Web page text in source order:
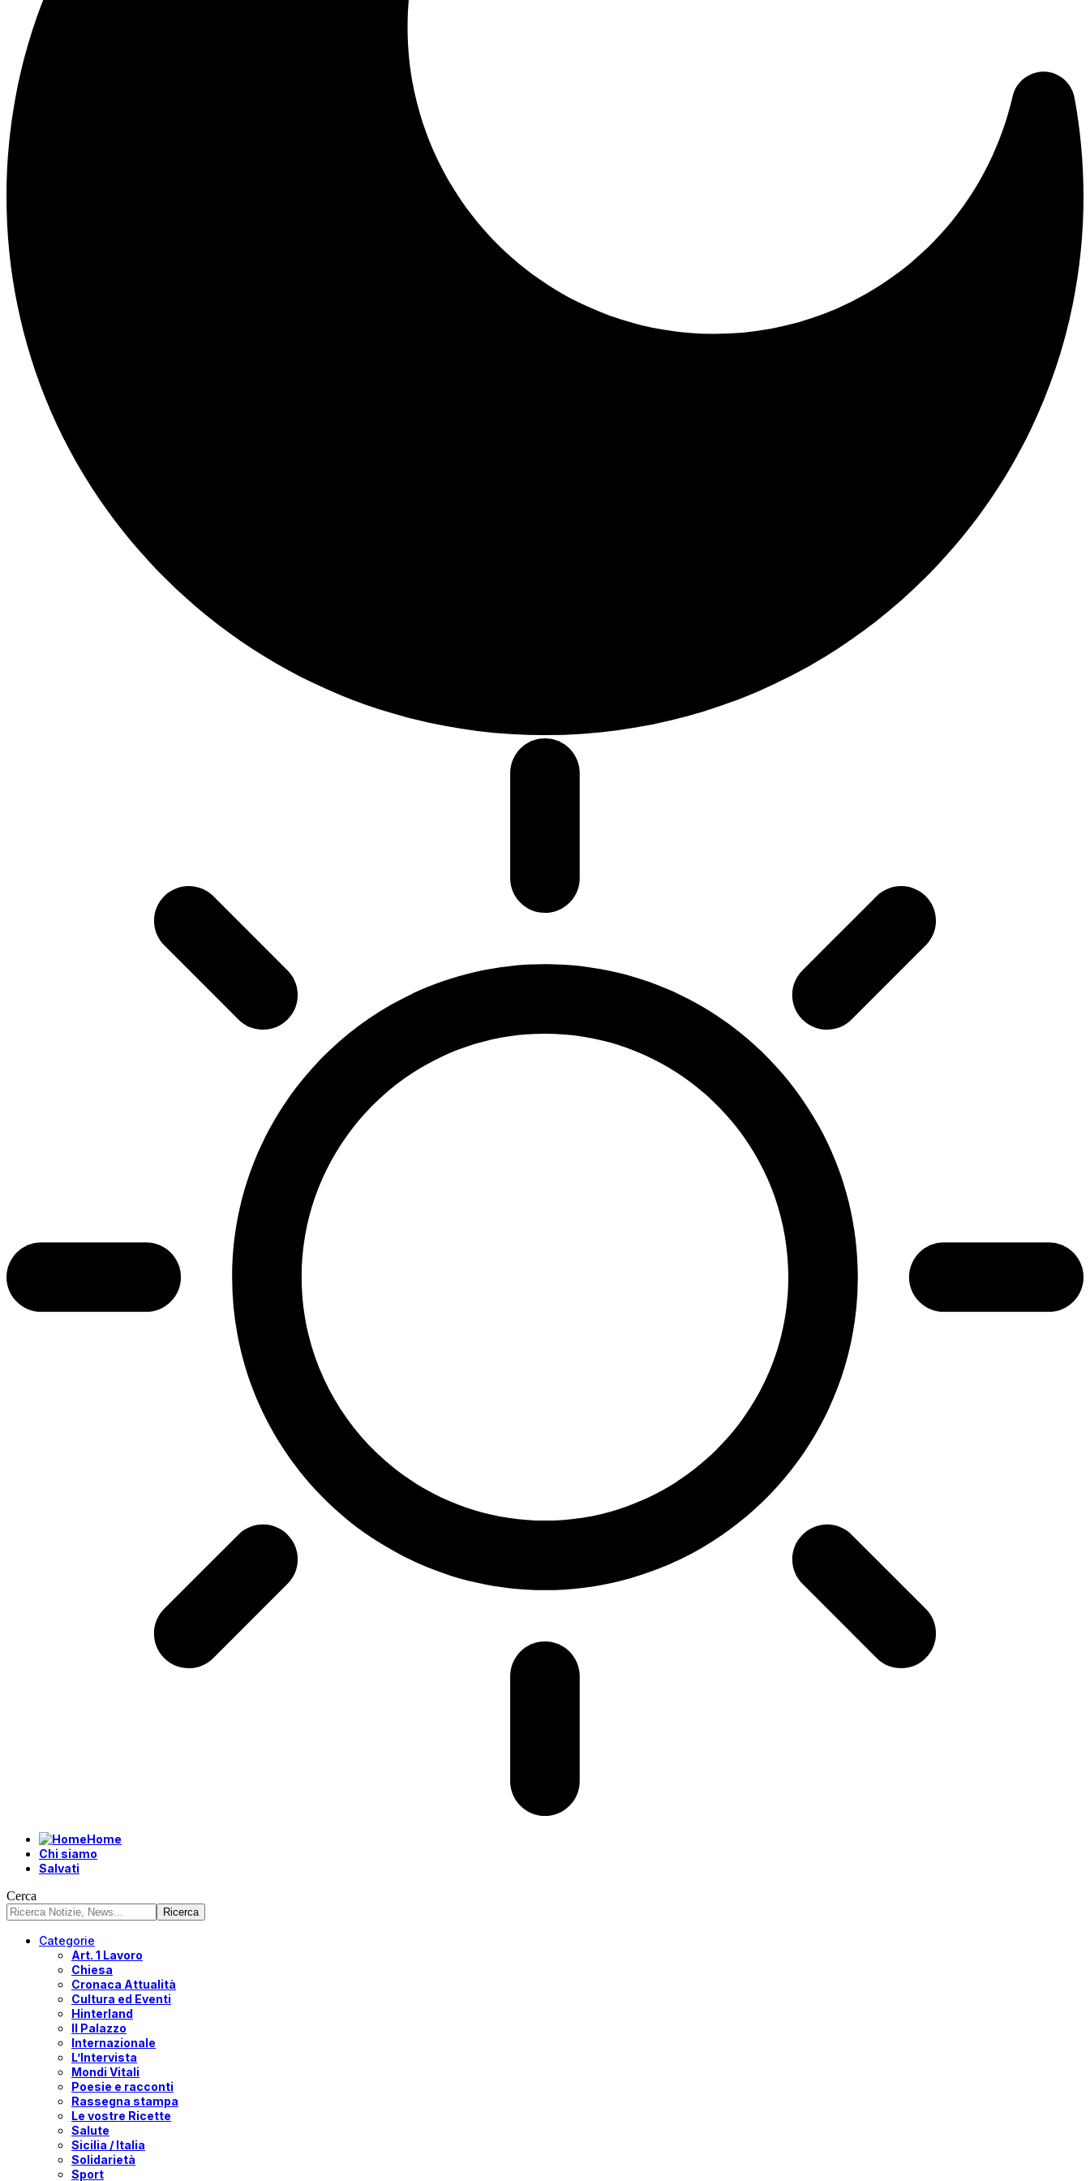
Home
Chi siamo
Salvati
Cerca
Categorie
Art. 1 Lavoro
Chiesa
Cronaca Attualità
Cultura ed Eventi
Hinterland
Il Palazzo
Internazionale
L’Intervista
Mondi Vitali
Poesie e racconti
Rassegna stampa
Le vostre Ricette
Salute
Sicilia / Italia
Solidarietà
Sport